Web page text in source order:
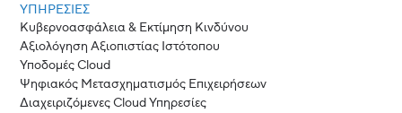
ΥΠΗΡΕΣΙΕΣ
Κυβερνοασφάλεια & Εκτίμηση Κινδύνου
Αξιολόγηση Αξιοπιστίας Ιστότοπου
Υποδομές Cloud
Ψηφιακός Μετασχηματισμός Επιχειρήσεων
Διαχειριζόμενες Cloud Υπηρεσίες